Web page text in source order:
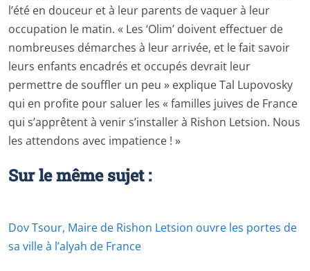
l’été en douceur et à leur parents de vaquer à leur
occupation le matin. « Les ‘Olim’ doivent effectuer de
nombreuses démarches à leur arrivée, et le fait savoir
leurs enfants encadrés et occupés devrait leur
permettre de souffler un peu » explique Tal Lupovosky
qui en profite pour saluer les « familles juives de France
qui s’apprêtent à venir s’installer à Rishon Letsion. Nous
les attendons avec impatience ! »
Sur le même sujet :
Dov Tsour, Maire de Rishon Letsion ouvre les portes de
sa ville à l’alyah de France